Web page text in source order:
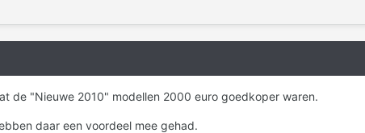
de "Nieuwe 2010" modellen 2000 euro goedkoper waren.
daar een voordeel mee gehad.